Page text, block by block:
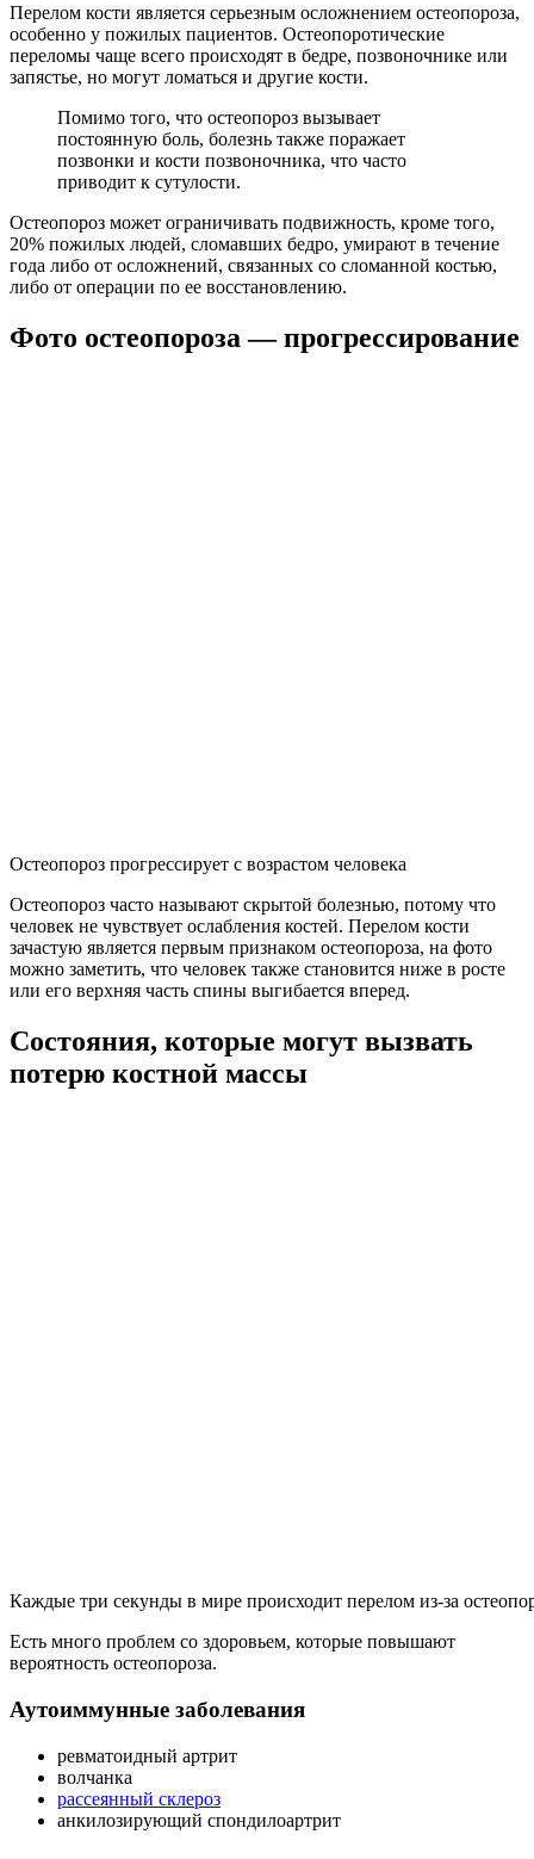
Перелом кости является серьезным осложнением остеопороза,
особенно у пожилых пациентов. Остеопоротические
переломы чаще всего происходят в бедре, позвоночнике или
запястье, но могут ломаться и другие кости.
Помимо того, что остеопороз вызывает
постоянную боль, болезнь также поражает
позвонки и кости позвоночника, что часто
приводит к сутулости.
Остеопороз может ограничивать подвижность, кроме того,
20% пожилых людей, сломавших бедро, умирают в течение
года либо от осложнений, связанных со сломанной костью,
либо от операции по ее восстановлению.
Фото остеопороза — прогрессирование
Остеопороз прогрессирует с возрастом человека
Остеопороз часто называют скрытой болезнью, потому что
человек не чувствует ослабления костей. Перелом кости
зачастую является первым признаком остеопороза, на фото
можно заметить, что человек также становится ниже в росте
или его верхняя часть спины выгибается вперед.
Состояния, которые могут вызвать
потерю костной массы
Каждые три секунды в мире происходит перелом из-за
Есть много проблем со здоровьем, которые повышают
вероятность остеопороза.
Аутоиммунные заболевания
ревматоидный артрит
волчанка
рассеянный склероз
анкилозирующий спондилоартрит